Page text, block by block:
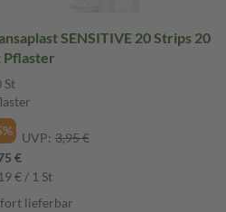
SENSITIVE 20 Strips 20
Pflaster
St
UVP: 3,95 €
€
€ / 1 St
lieferbar